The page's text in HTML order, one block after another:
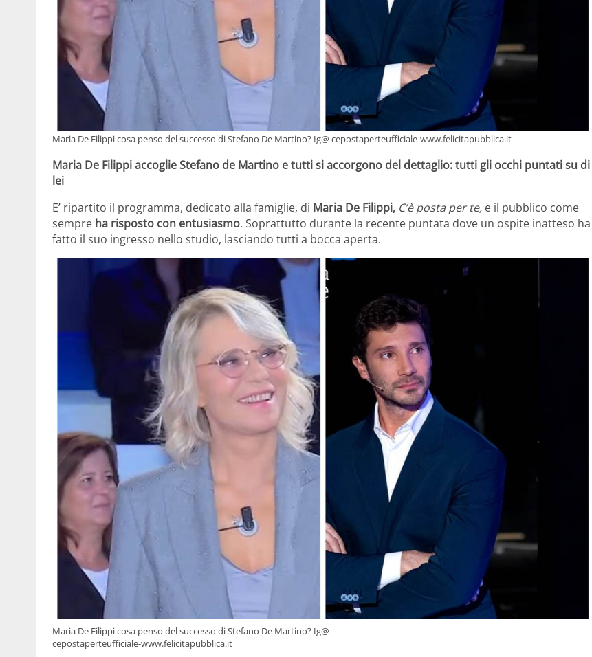
Maria De Filippi cosa penso del successo di Stefano De Martino? Ig@ cepostaperteufficiale-www.felicitapubblica.it
Maria De Filippi accoglie Stefano de Martino e tutti si accorgono del dettaglio: tutti gli occhi puntati su di
lei
E’ ripartito il programma, dedicato alla famiglie, di Maria De Filippi, C’è posta per te, e il pubblico come
sempre ha risposto con entusiasmo. Soprattutto durante la recente puntata dove un ospite inatteso ha
fatto il suo ingresso nello studio, lasciando tutti a bocca aperta.
Maria De Filippi cosa penso del successo di Stefano De Martino? Ig@
cepostaperteufficiale-www.felicitapubblica.it